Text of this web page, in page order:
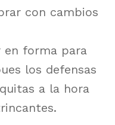
con cambios
en forma para
los defensas
a la hora